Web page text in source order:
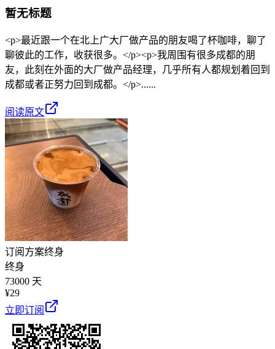
暂无标题
<p>最近跟一个在北上广大厂做产品的朋友喝了杯咖啡，聊了
聊彼此的工作，收获很多。</p><p>我周围有很多成都的朋
友，此刻在外面的大厂做产品经理，几乎所有人都规划着回到
成都或者正努力回到成都。</p>......
阅读原文
订阅方案终身
终身
73000 天
¥29
立即订阅